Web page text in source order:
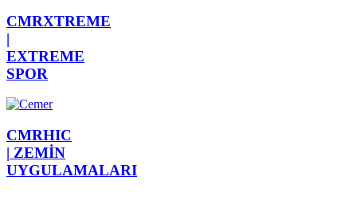
CMRXTREME
|
EXTREME
SPOR
CMRHIC
| ZEMİN
UYGULAMALARI